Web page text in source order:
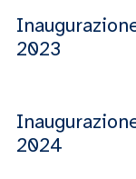
2023
2024